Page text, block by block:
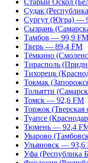
Старый Оскол
Судак
Сургут (Югра) —
Сызрань
Тамбов — 99,9 FM
Тверь — 89,4 FM
Тёмкино
Тирасполь
Тихорецк
Токмак
Тольятти
Томск — 92,6 FM
Торжок
Туапсе
Тюмень — 92,4
Уварово
Ульяновск — 93,6
Уфа (Республика